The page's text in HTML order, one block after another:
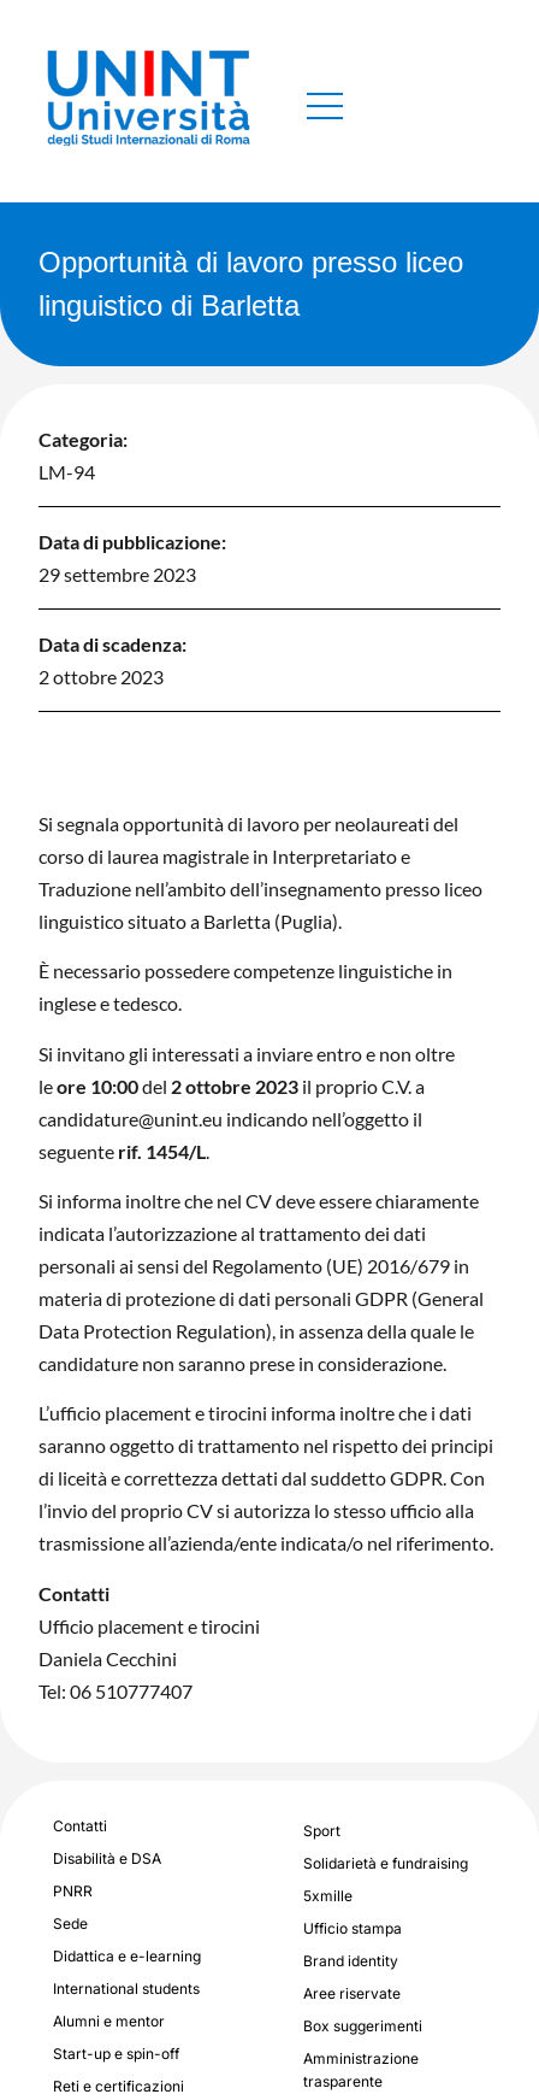
Opportunità di lavoro presso liceo
linguistico di Barletta
Categoria:
LM-94
Data di pubblicazione:
29 settembre 2023
Data di scadenza:
2 ottobre 2023
Si segnala opportunità di lavoro per neolaureati del
corso di laurea magistrale in Interpretariato e
Traduzione nell’ambito dell’insegnamento presso liceo
linguistico situato a Barletta (Puglia).
È necessario possedere competenze linguistiche in
inglese e tedesco.
Si invitano gli interessati a inviare entro e non oltre
leore 10:00del 2 ottobre 2023 il proprio C.V. a
candidature@unint.eu indicando nell’oggetto il
seguente rif. 1454/L
Si informa inoltre che nel CV deve essere chiaramente
indicata l’autorizzazione al trattamento dei dati
personali ai sensi del Regolamento (UE) 2016/679 in
materia di protezione di dati personali GDPR (General
Data Protection Regulation), in assenza della quale le
candidature non saranno prese in considerazione.
L’ufficio placement e tirocini informa inoltre che i dati
saranno oggetto di trattamento nel rispetto dei principi
di liceità e correttezza dettati dal suddetto GDPR. Con
l’invio del proprio CV si autorizza lo stesso ufficio alla
trasmissione all’azienda/ente indicata/o nel riferimento.
Contatti
Ufficio placement e tirocini
Daniela Cecchini
Tel: 06 510777407
Contatti
Disabilità e DSA
PNRR
Sede
Didattica e e-learning
International students
Alumni e mentor
Start-up e spin-off
Reti e certificazioni
Sport
Solidarietà e fundraising
5xmille
Ufficio stampa
Brand identity
Aree riservate
Box suggerimenti
Amministrazione
trasparente